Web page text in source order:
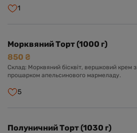
1
Морквяний Торт (1000 г)
850 ₴
Склад: Морквяний бісквіт, вершковий крем з
прошарком апельсинового мармеладу.
5
Полуничний Торт (1030 г)